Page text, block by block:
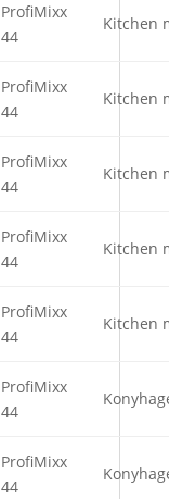
ProfiMixx
44
Kitchen
ProfiMixx
44
Kitchen
ProfiMixx
44
Kitchen
ProfiMixx
44
Kitchen
ProfiMixx
44
Kitchen
ProfiMixx
44
ProfiMixx
44